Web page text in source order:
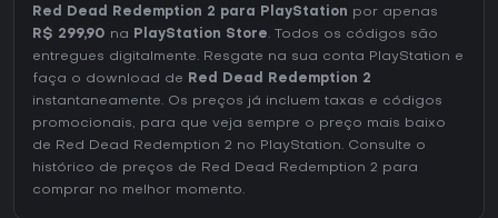
Red Dead Redemption 2 para PlayStation por apenas
R$ 299,90 na PlayStation Store. Todos os códigos são
entregues digitalmente. Resgate na sua conta PlayStation e
faça o download de Red Dead Redemption 2
instantaneamente. Os preços já incluem taxas e códigos
promocionais, para que veja sempre o preço mais baixo
de Red Dead Redemption 2 no PlayStation. Consulte o
histórico de preços de Red Dead Redemption 2 para
comprar no melhor momento.